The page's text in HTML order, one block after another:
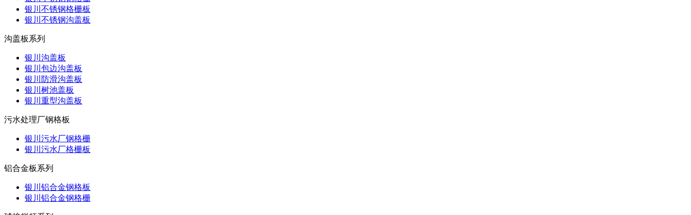
银川不锈钢格栅板
银川不锈钢沟盖板
沟盖板系列
银川沟盖板
银川包边沟盖板
银川防滑沟盖板
银川树池盖板
银川重型沟盖板
污水处理厂钢格板
银川污水厂钢格栅
银川污水厂格栅板
铝合金板系列
银川铝合金钢格板
银川铝合金钢格栅